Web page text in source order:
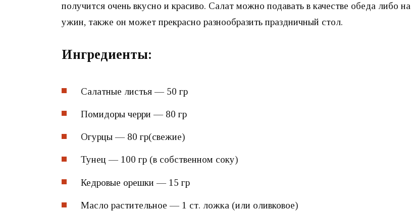
получится очень вкусно и красиво. Салат можно подавать в качестве обеда либо на
ужин, также он может прекрасно разнообразить праздничный стол.
Ингредиенты:
Салатные листья — 50 гр
Помидоры черри — 80 гр
Огурцы — 80 гр(свежие)
Тунец — 100 гр (в собственном соку)
Кедровые орешки — 15 гр
Масло растительное — 1 ст. ложка (или оливковое)